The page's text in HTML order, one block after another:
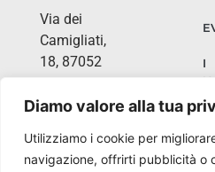
Diamo valore alla tua
Utilizziamo i cookie per
navigazione, offrirti pubblicità o
Via dei
Camigliati,
18, 87052
Silano CS
I